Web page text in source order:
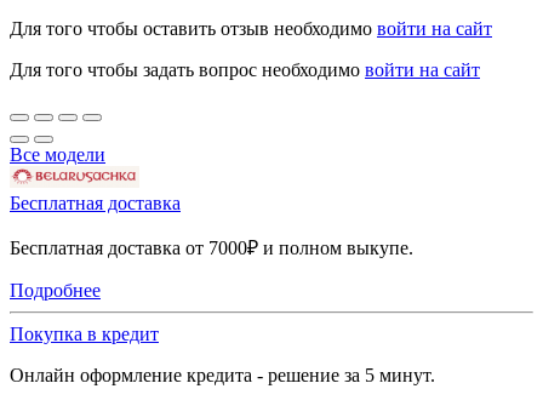
Для того чтобы оставить отзыв необходимо войти на сайт
Для того чтобы задать вопрос необходимо войти на сайт
Все модели
Бесплатная доставка
Бесплатная доставка от 7000₽ и полном выкупе.
Подробнее
Покупка в кредит
Онлайн оформление кредита - решение за 5 минут.